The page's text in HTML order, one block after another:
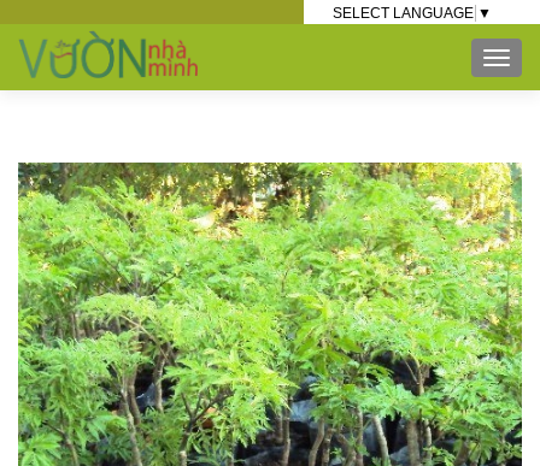
SELECT LANGUAGE ▼